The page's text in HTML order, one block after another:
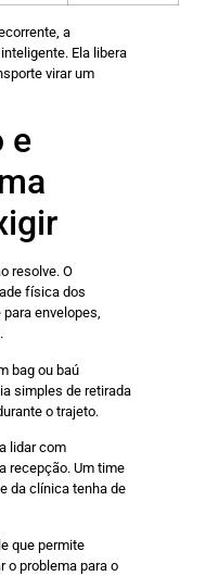
a
Ela libera
virar um
e
resolve. O
física dos
envelopes,
bag ou baú
simples de retirada
o trajeto.
lidar com
recepção. Um time
da clínica tenha de
que permite
o problema para o